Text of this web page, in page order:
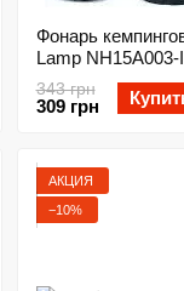
Фонарь
Lamp NH15A003-
343 грн
309 грн
АКЦИЯ
−10%